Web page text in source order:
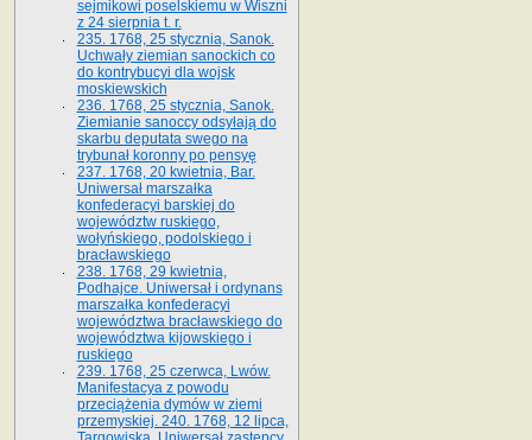
sejmikowi poselskiemu w Wiszni
z 24 sierpnia t. r.
235. 1768, 25 stycznia, Sanok.
Uchwały ziemian sanockich co
do kontrybucyi dla wojsk
moskiewskich
236. 1768, 25 stycznia, Sanok.
Ziemianie sanoccy odsyłają do
skarbu deputata swego na
trybunał koronny po pensyę
237. 1768, 20 kwietnia, Bar.
Uniwersał marszałka
konfederacyi barskiej do
województw ruskiego,
wołyńskiego, podolskiego i
bracławskiego
238. 1768, 29 kwietnia,
Podhajce. Uniwersał i ordynans
marszałka konfederacyi
województwa bracławskiego do
wo­jewództwa kijowskiego i
ruskiego
239. 1768, 25 czerwca, Lwów.
Manifestacya z powodu
przeciążenia dymów w ziemi
przemyskiej. 240. 1768, 12 lipca,